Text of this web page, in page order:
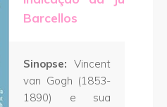
Barcellos
Sinopse: Vincent
van Gogh (1853-
1890) e sua